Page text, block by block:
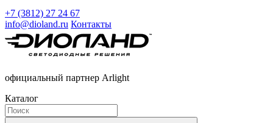
+7 (3812) 27 24 67
info@dioland.ru Контакты
официальный партнер Arlight
Каталог